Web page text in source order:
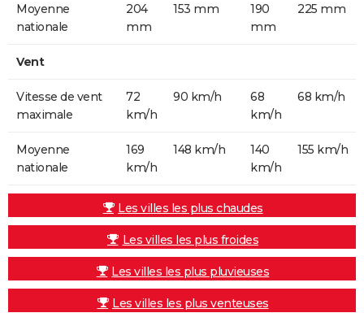
Moyenne
nationale
204
mm
153 mm
190
mm
225 mm
Vent
Vitesse de vent
maximale
72
km/h
90 km/h
68
km/h
68 km/h
Moyenne
nationale
169
km/h
148 km/h
140
km/h
155 km/h
Les villes les plus chaudes
Les villes les plus froides
Les villes les plus pluvieuses
Les villes les plus venteuses